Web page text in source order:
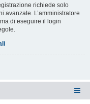
richiede solo
avanzate. L’amministratore
di eseguire il login